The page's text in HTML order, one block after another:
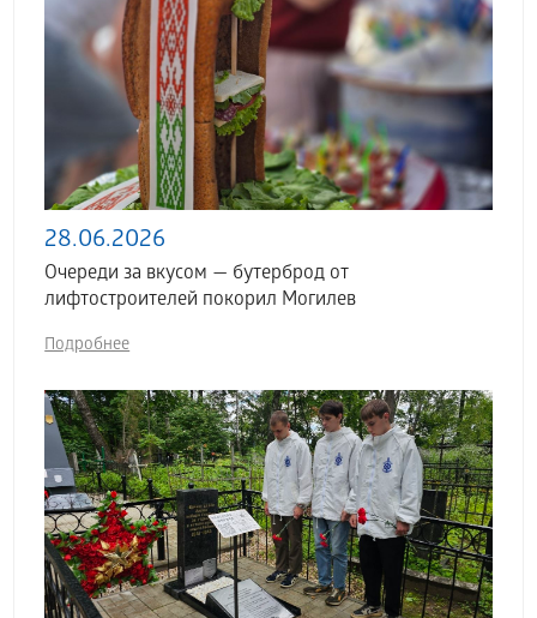
28.06.2026
Очереди за вкусом — бутерброд от
лифтостроителей покорил Могилев
Подробнее